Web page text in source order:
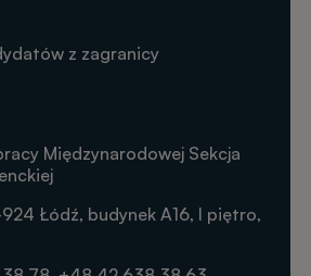
z zagranicy
Międzynarodowej Sekcja
Łódź, budynek A16, I piętro,